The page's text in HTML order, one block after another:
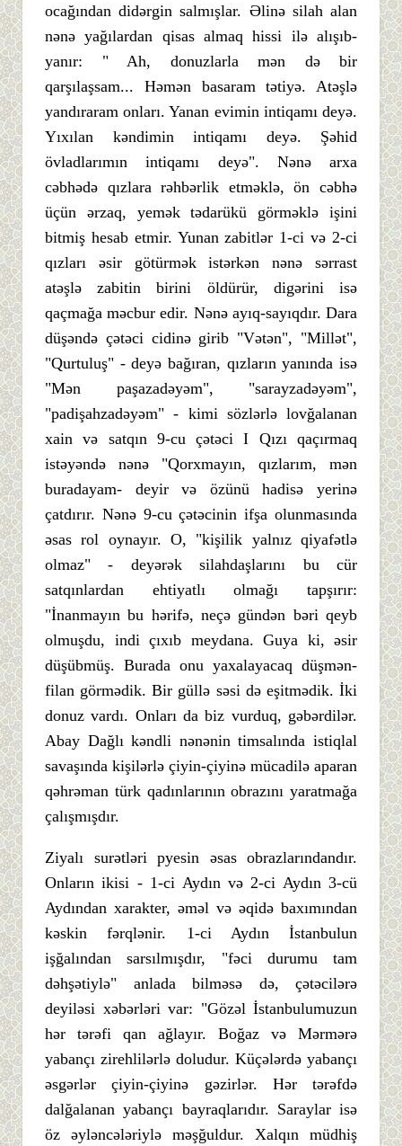
ocağından didərgin salmışlar. Əlinə silah alan
nənə yağılardan qisas almaq hissi ilə alışıb-
yanır: " Ah, donuzlarla mən də bir
qarşılaşsam... Həmən basaram tətiyə. Atəşlə
yandıraram onları. Yanan evimin intiqamı deyə.
Yıxılan kəndimin intiqamı deyə. Şəhid
övladlarımın intiqamı deyə". Nənə arxa
cəbhədə qızlara rəhbərlik etməklə, ön cəbhə
üçün ərzaq, yemək tədarükü görməklə işini
bitmiş hesab etmir. Yunan zabitlər 1-ci və 2-ci
qızları əsir götürmək istərkən nənə sərrast
atəşlə zabitin birini öldürür, digərini isə
qaçmağa məcbur edir. Nənə ayıq-sayıqdır. Dara
düşəndə çətəci cidinə girib "Vətən", "Millət",
"Qurtuluş" - deyə bağıran, qızların yanında isə
"Mən paşazadəyəm", "sarayzadəyəm",
"padişahzadəyəm" - kimi sözlərlə lovğalanan
xain və satqın 9-cu çətəci I Qızı qaçırmaq
istəyəndə nənə "Qorxmayın, qızlarım, mən
buradayam- deyir və özünü hadisə yerinə
çatdırır. Nənə 9-cu çətəcinin ifşa olunmasında
əsas rol oynayır. O, "kişilik yalnız qiyafətlə
olmaz" - deyərək silahdaşlarını bu cür
satqınlardan ehtiyatlı olmağı tapşırır:
"İnanmayın bu hərifə, neçə gündən bəri qeyb
olmuşdu, indi çıxıb meydana. Guya ki, əsir
düşübmüş. Burada onu yaxalayacaq düşmən-
filan görmədik. Bir güllə səsi də eşitmədik. İki
donuz vardı. Onları da biz vurduq, gəbərdilər.
Abay Dağlı kəndli nənənin timsalında istiqlal
savaşında kişilərlə çiyin-çiyinə mücadilə aparan
qəhrəman türk qadınlarının obrazını yaratmağa
çalışmışdır.
Ziyalı surətləri pyesin əsas obrazlarındandır.
Onların ikisi - 1-ci Aydın və 2-ci Aydın 3-cü
Aydından xarakter, əməl və əqidə baxımından
kəskin fərqlənir. 1-ci Aydın İstanbulun
işğalından sarsılmışdır, "fəci durumu tam
dəhşətiylə" anlada bilməsə də, çətəcilərə
deyiləsi xəbərləri var: "Gözəl İstanbulumuzun
hər tərəfi qan ağlayır. Boğaz və Mərmərə
yabançı zirehlilərlə doludur. Küçələrdə yabançı
əsgərlər çiyin-çiyinə gəzirlər. Hər tərəfdə
dalğalanan yabançı bayraqlarıdır. Saraylar isə
öz əyləncələriylə məşğuldur. Xalqın müdhiş